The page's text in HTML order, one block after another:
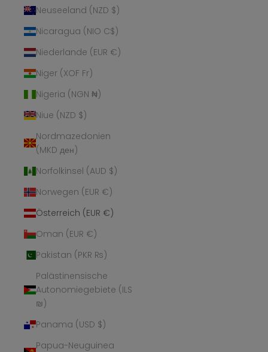
Neuseeland (NZD $)
Nicaragua (NIO C$)
Niederlande (EUR €)
Niger (XOF Fr)
Nigeria (NGN ₦)
Niue (NZD $)
Nordmazedonien
(MKD ден)
Norfolkinsel (AUD $)
Norwegen (EUR €)
Österreich (EUR €)
Oman (EUR €)
Pakistan (PKR ₨)
Palästinensische
Autonomiegebiete (ILS
₪)
Panama (USD $)
Papua-Neuguinea